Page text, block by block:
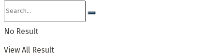
No Result
View All Result